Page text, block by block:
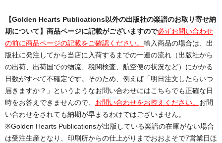
【Golden Hearts Publications以外の出版社の楽譜のお取り寄せ納
期について】商品ページに記載がございますので必ずお問い合わせ
の前に商品ページの記載をご確認ください。 輸入商品の場合は、出
版社に発注してから当店に入荷するまでの一連の流れ（出版社から
の出荷、出荷国での物流、税関検査、航空便の状況など）にかかる
日数がすべて不確定です。そのため、例えば「明日注文したらいつ
届きますか？」というようなお問い合わせにはこちらでも正確な日
時をお答えできませんので、 お問い合わせをお控えください。 お問
い合わせをされても納期が早まるわけではございません。
※Golden Hearts Publicationsが出版している楽譜の在庫がない場合
は受注生産となり、印刷所からの仕上がりまでおおよそで7営業日ほ